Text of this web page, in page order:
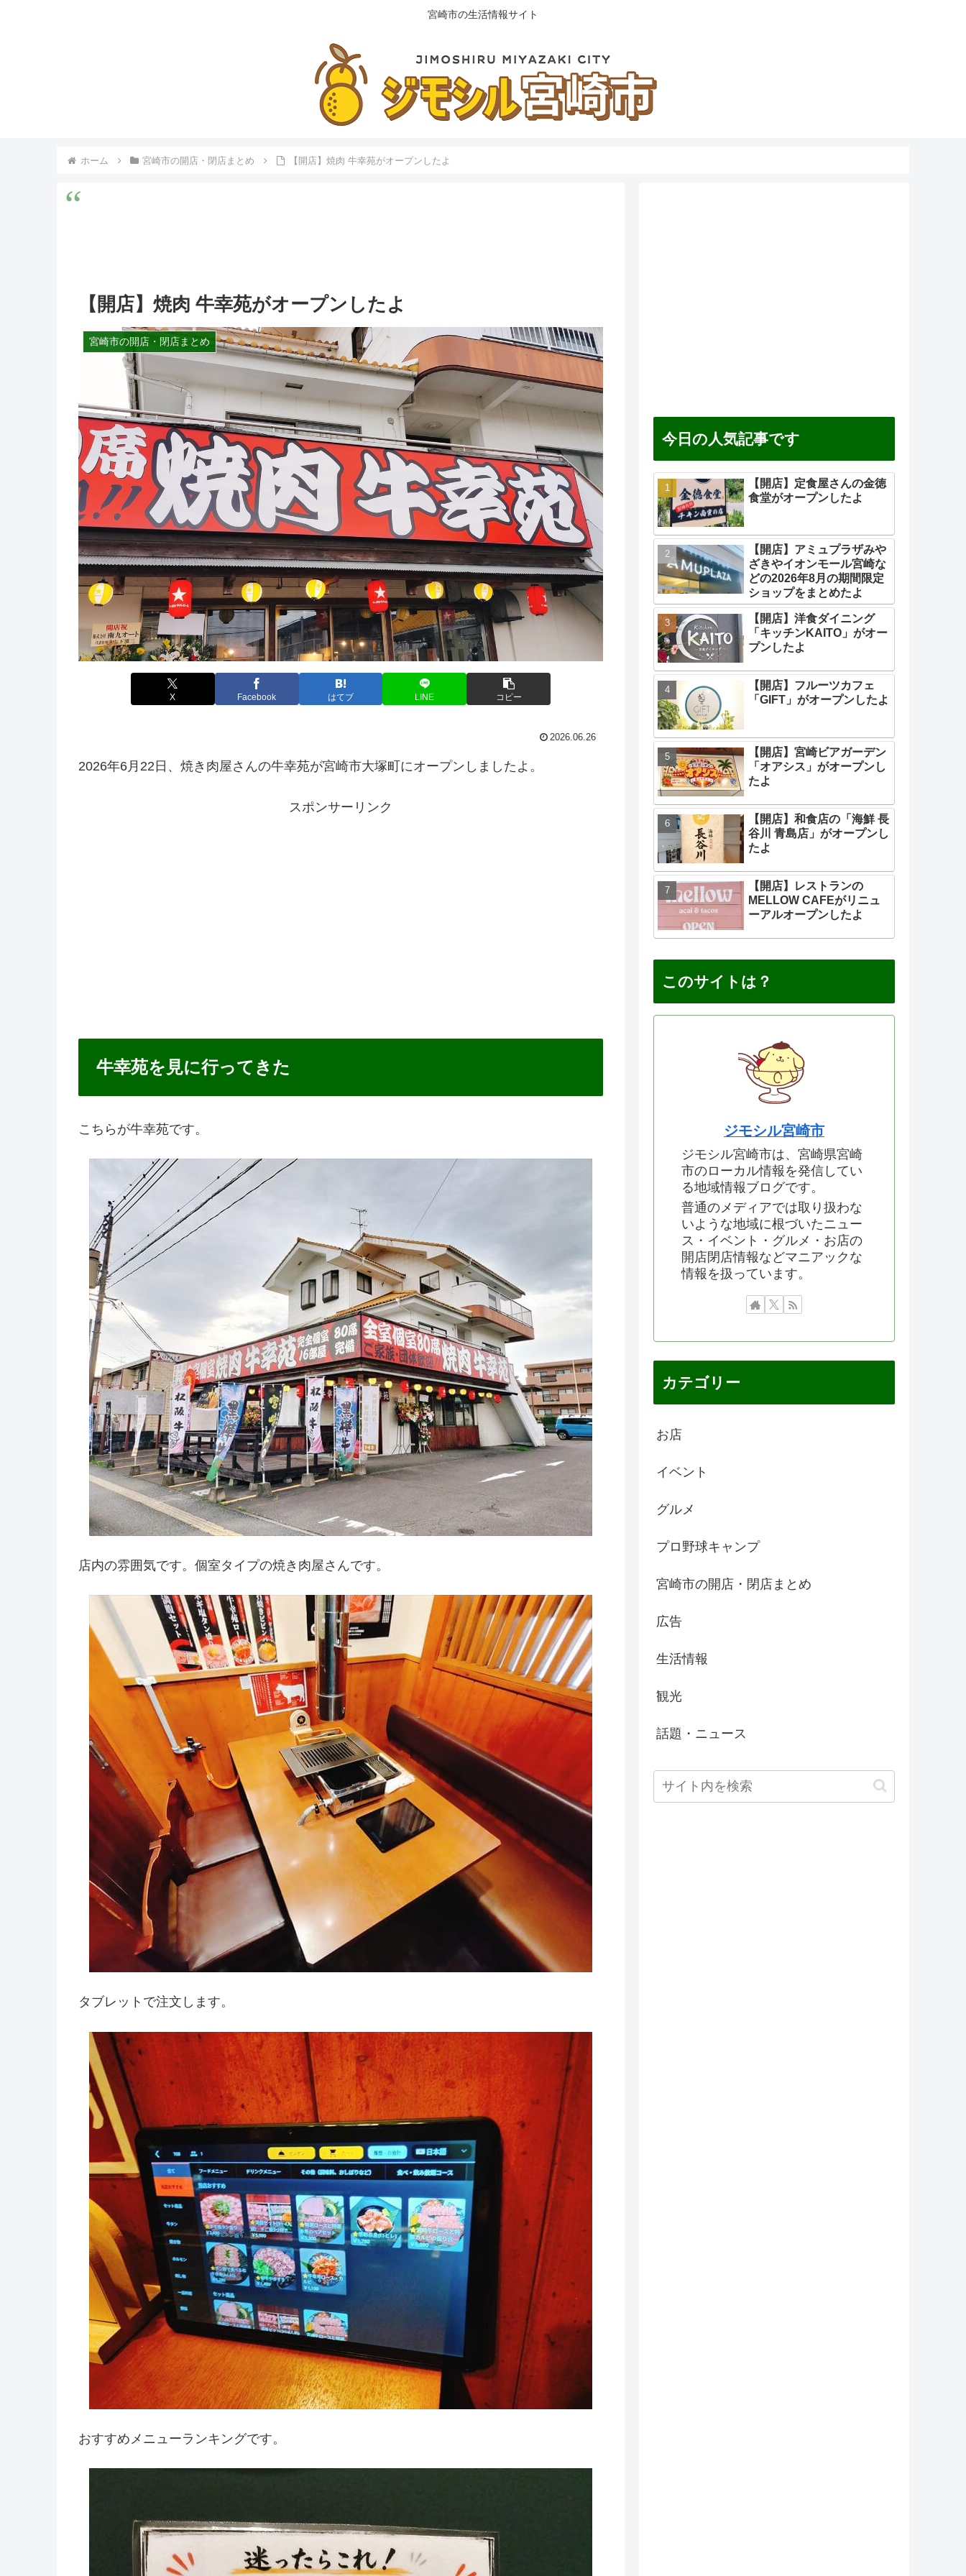
宮崎市の生活情報サイト
ホーム 宮崎市の開店・閉店まとめ 【開店】焼肉 牛幸苑がオープンしたよ
【開店】焼肉 牛幸苑がオープンしたよ
宮崎市の開店・閉店まとめ
X Facebook はてブ LINE コピー
2026.06.26
2026年6月22日、焼き肉屋さんの牛幸苑が宮崎市大塚町にオープンしましたよ。
スポンサーリンク
牛幸苑を見に行ってきた
こちらが牛幸苑です。
店内の雰囲気です。個室タイプの焼き肉屋さんです。
タブレットで注文します。
おすすめメニューランキングです。
今日の人気記事です
【開店】定食屋さんの金徳
食堂がオープンしたよ
【開店】アミュプラザみや
ざきやイオンモール宮崎な
どの2026年8月の期間限定
ショップをまとめたよ
【開店】洋食ダイニング
「キッチンKAITO」がオー
プンしたよ
【開店】フルーツカフェ
「GIFT」がオープンしたよ
【開店】宮崎ビアガーデン
「オアシス」がオープンし
たよ
【開店】和食店の「海鮮 長
谷川 青島店」がオープンし
たよ
【開店】レストランの
MELLOW CAFEがリニュ
ーアルオープンしたよ
このサイトは？
ジモシル宮崎市
ジモシル宮崎市は、宮崎県宮崎
市のローカル情報を発信してい
る地域情報ブログです。
普通のメディアでは取り扱わな
いような地域に根づいたニュー
ス・イベント・グルメ・お店の
開店閉店情報などマニアックな
情報を扱っています。
カテゴリー
お店
イベント
グルメ
プロ野球キャンプ
宮崎市の開店・閉店まとめ
広告
生活情報
観光
話題・ニュース